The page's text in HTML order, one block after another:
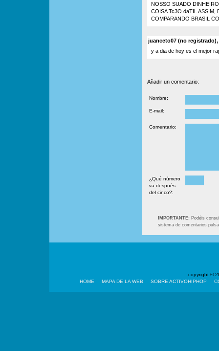
NOSSO SUADO
COISA Tc3O daTIL ASSIM,
COMPARANDO BRASIL
juanceto07 (no registrado),
y a dia de hoy es el mejor
Añadir un comentario:
Nombre:
E-mail:
Comentario:
¿Qué número
va después
del cinco?:
IMPORTANTE: Podéis
sistema de comentarios
copyright ©
HOME
MAPA DE LA WEB SOBRE ACTIVOHIPHOP